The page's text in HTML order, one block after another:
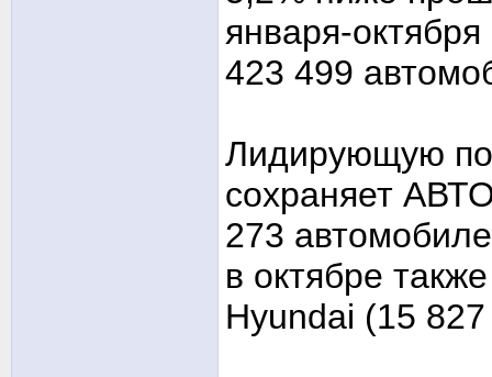
января-
423 499
Лидирующую
сохраняет
273
в октябре
Hyundai (15